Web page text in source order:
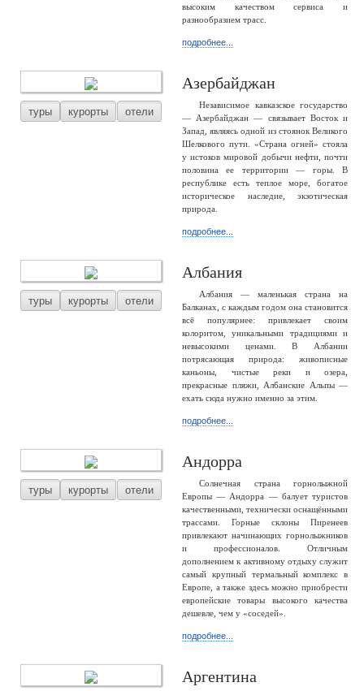
высоким качеством сервиса и
разнообразием трасс.
подробнее...
туры курорты отели
Азербайджан
Независимое кавказское государство
— Азербайджан — связывает Восток и
Запад, являясь одной из стоянок Великого
Шелкового пути. «Страна огней» стояла
у истоков мировой добычи нефти, почти
половина ее территории — горы. В
республике есть теплое море, богатое
историческое наследие, экзотическая
природа.
подробнее...
туры курорты отели
Албания
Албания — маленькая страна на
Балканах, с каждым годом она становится
всё популярнее: привлекает своим
колоритом, уникальными традициями и
невысокими ценами. В Албании
потрясающая природа: живописные
каньоны, чистые реки и озера,
прекрасные пляжи, Албанские Альпы —
ехать сюда нужно именно за этим.
подробнее...
туры курорты отели
Андорра
Солнечная страна горнолыжной
Европы — Андорра — балует туристов
качественными, технически оснащёнными
трассами. Горные склоны Пиренеев
привлекают начинающих горнолыжников
и профессионалов. Отличным
дополнением к активному отдыху служит
самый крупный термальный комплекс в
Европе, а также здесь можно приобрести
европейские товары высокого качества
дешевле, чем у «соседей».
подробнее...
Аргентина